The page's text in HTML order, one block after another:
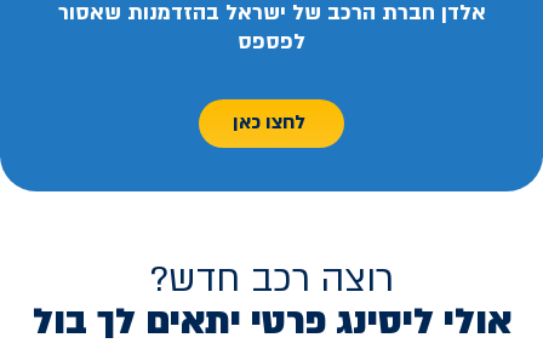
אלדן חברת הרכב של ישראל בהזדמנות שאסור
לפספס
לחצו כאן
רוצה רכב חדש?
אולי ליסינג פרטי יתאים לך בול